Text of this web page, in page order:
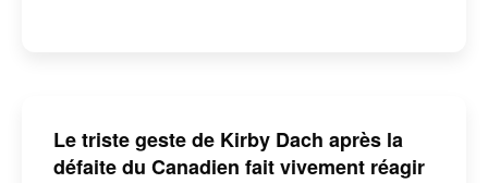
Le triste geste de Kirby Dach après la
défaite du Canadien fait vivement réagir